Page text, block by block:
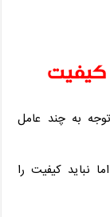
کیفیت
به چند عامل
نباید کیفیت را